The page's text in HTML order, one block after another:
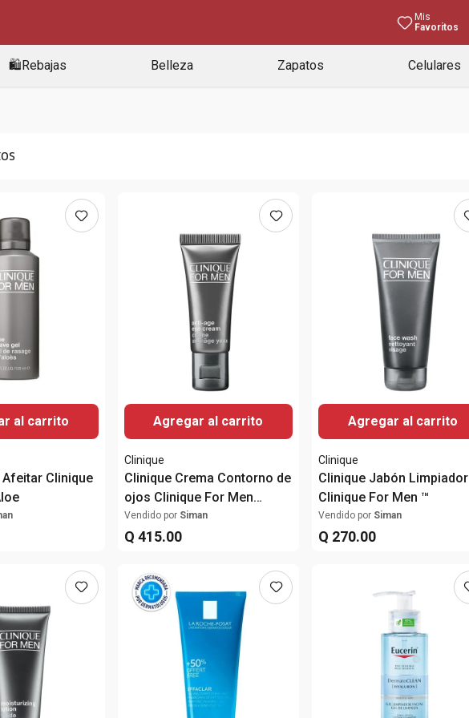
Mis
Favoritos
🛍️Rebajas Belleza Zapatos Celulares
al carrito
Afeitar Clinique
Agregar al carrito
Clinique
Clinique Crema Contorno de
ojos Clinique For Men
™Antiedad
Vendido por Siman
Q 415.00
Agregar al carrito
Clinique
Clinique Jabón Limpiador
Clinique For Men ™
Vendido por Siman
Q 270.00